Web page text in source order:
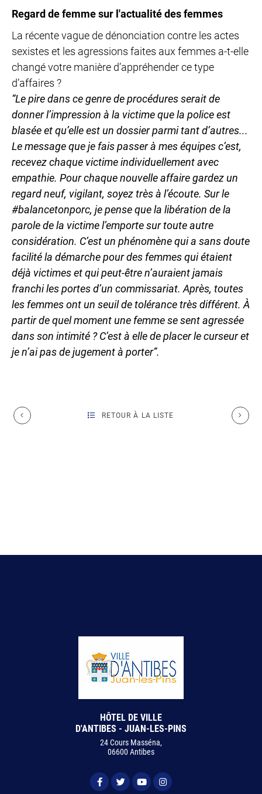
Regard de femme sur l'actualité des femmes
La récente vague de dénonciation contre les actes
sexistes et les agressions faites aux femmes a-t-elle
changé votre manière d’appréhender ce type
d’affaires ?
“Le pire dans ce genre de procédures serait de
donner l’impression à la victime que la police est
blasée et qu’elle est un dossier parmi tant d’autres...
Le message que je fais passer à mes équipes c’est,
recevez chaque victime individuellementavec
empathie. Pour chaque nouvelle affaire gardez un
regard neuf, vigilant, soyez très à l’écoute. Sur le
#balancetonporc, je pense que la libération de la
parole de la victime l’emporte sur toute autre
considération. C’est un phénomène qui a sans doute
facilité la démarche pour des femmes qui étaient
déjà victimes et qui peut-être n’auraient jamais
franchi les portes d’un commissariat.Après, toutes
les femmes ont un seuil de tolérance très différent. À
partir de quel moment une femme se sent agressée
dans son intimité ? C’est à elle de placer le curseur et
je n’ai pas de jugement à porter”.
RETOUR À LA LISTE
HÔTEL DE VILLE
D'ANTIBES - JUAN-LES-PINS
24 Cours Masséna,
06600 Antibes